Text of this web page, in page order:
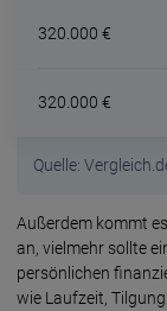
320.000 €
320.000 €
Quelle:
Außerdem kommt
an, vielmehr sollte
persönlichen
wie Laufzeit,